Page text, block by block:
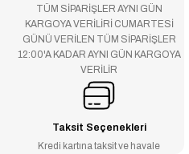
TÜM SİPARİŞLER AYNI GÜN
KARGOYA VERİLİRİ CUMARTESİ
GÜNÜ VERİLEN TÜM SİPARİŞLER
12:00'A KADAR AYNI GÜN KARGOYA
VERİLİR
Taksit Seçenekleri
Kredi kartına taksit ve havale